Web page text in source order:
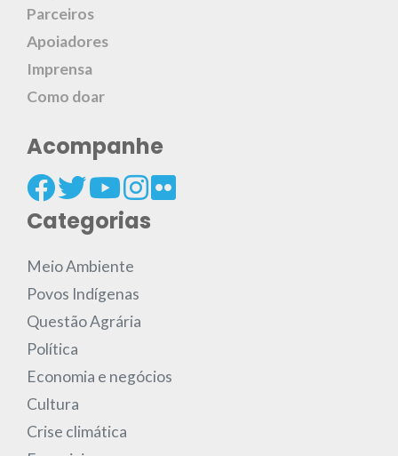
Parceiros
Apoiadores
Imprensa
Como doar
Acompanhe
Categorias
Meio Ambiente
Povos Indígenas
Questão Agrária
Política
Economia e negócios
Cultura
Crise climática